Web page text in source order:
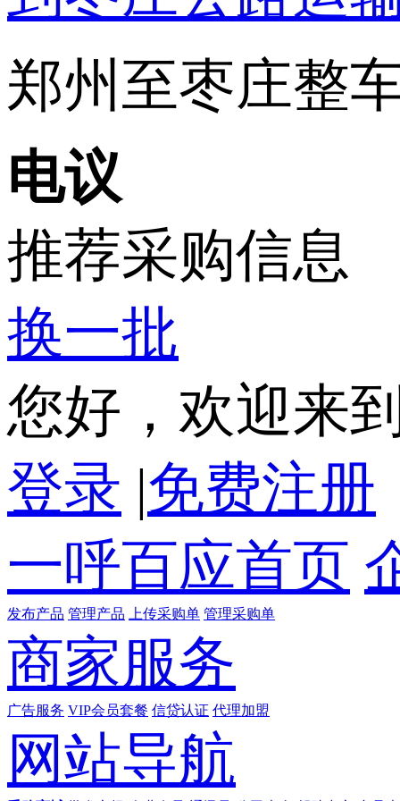
郑州至枣庄整
电议
推荐采购信息
换一批
您好，欢迎来
登录 |免费注册
一呼百应首页
发布产品 管理产品 上传采购单 管理采购单
商家服务
广告服务 VIP会员套餐 信贷认证 代理加盟
网站导航